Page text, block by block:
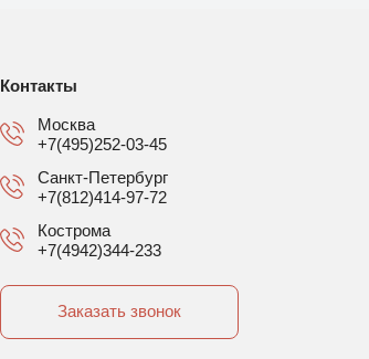
Контакты
Москва
+7(495)252-03-45
Санкт-Петербург
+7(812)414-97-72
Кострома
+7(4942)344-233
Заказать звонок